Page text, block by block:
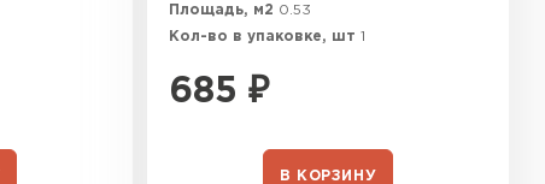
Площадь, м2 0.53
Кол-во в упаковке, шт 1
685 ₽
В КОРЗИНУ